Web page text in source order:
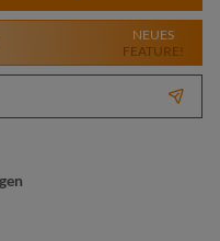
NEUES
FEATURE!